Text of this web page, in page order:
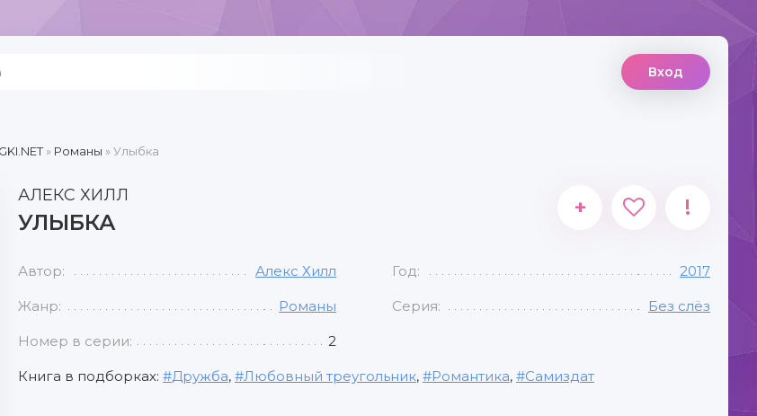
Вход
» Романы » Улыбка
АЛЕКС ХИЛЛ
УЛЫБКА
+ !
Автор: Алекс Хилл Год: 2017
Жанр: Романы Серия: Без слёз
Номер в серии: 2
Книга в подборках: Дружба, Любовный треугольник, Романтика, Самиздат